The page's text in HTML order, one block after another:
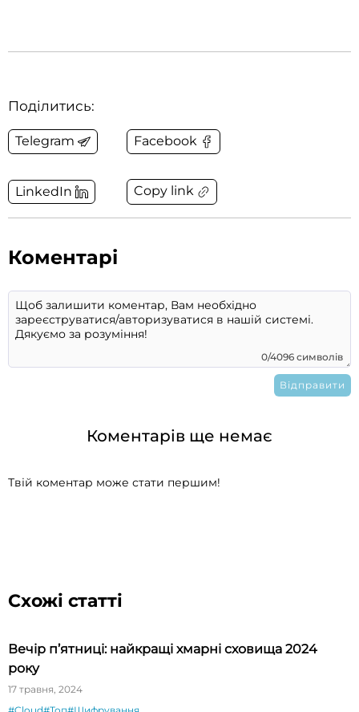
Поділитись:
Telegram Facebook
LinkedIn Copy link
Коментарі
0/4096 символів
Коментарів ще немає
Твій коментар може стати першим!
Схожі статті
Вечір п’ятниці: найкращі хмарні сховища 2024
року
17 травня, 2024